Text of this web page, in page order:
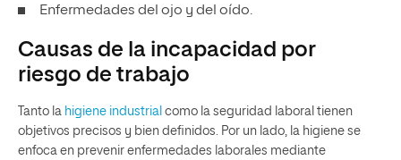
Enfermedades del ojo y del oído.
Causas de la incapacidad por
riesgo de trabajo
Tanto la higiene industrial como la seguridad laboral tienen
objetivos precisos y bien definidos. Por un lado, la higiene se
enfoca en prevenir enfermedades laborales mediante